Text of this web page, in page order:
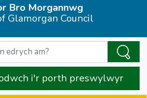
Bro Morgannwg
Glamorgan Council
i'r porth preswylwyr